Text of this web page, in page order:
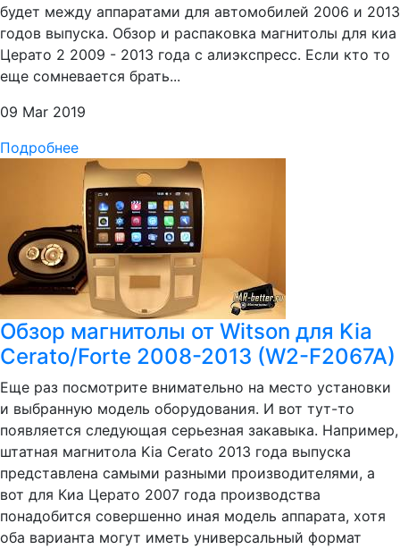
будет между аппаратами для автомобилей 2006 и 2013
годов выпуска. Обзор и распаковка магнитолы для киа
Церато 2 2009 - 2013 года с алиэкспресс. Если кто то
еще сомневается брать...
09 Mar 2019
Подробнее
Обзор магнитолы от Witson для Kia
Cerato/Forte 2008-2013 (W2-F2067A)
Еще раз посмотрите внимательно на место установки
и выбранную модель оборудования. И вот тут-то
появляется следующая серьезная закавыка. Например,
штатная магнитола Kia Cerato 2013 года выпуска
представлена самыми разными производителями, а
вот для Киа Церато 2007 года производства
понадобится совершенно иная модель аппарата, хотя
оба варианта могут иметь универсальный формат